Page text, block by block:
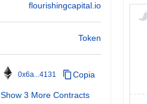
flourishingcapital.io
Token
0x6a...4131 Copia
Show 3 More Contracts